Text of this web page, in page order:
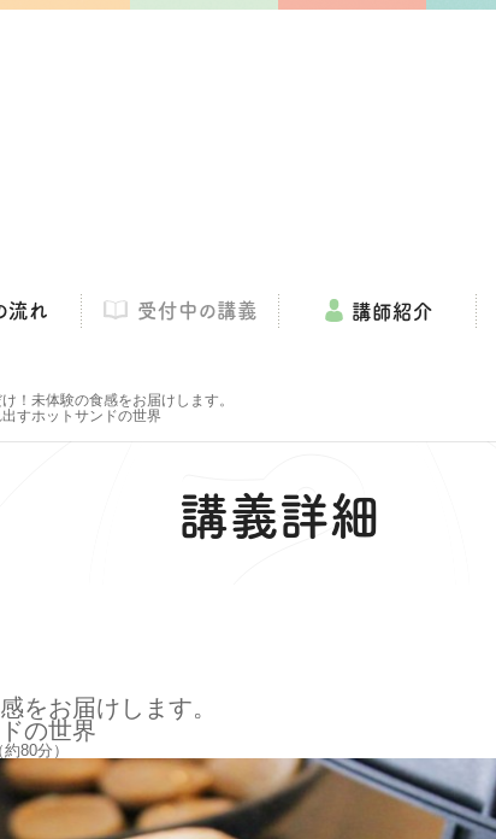
流れ 受付中の講義 講師紹介
！未体験の食感をお届けします。
すホットサンドの世界
講義詳細
をお届けします。
の世界
80分）